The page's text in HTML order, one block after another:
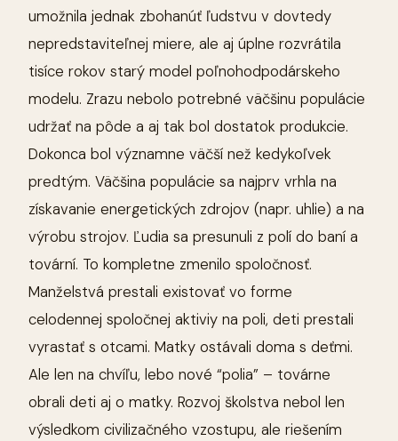
umožnila jednak zbohanúť ľudstvu v dovtedy
nepredstaviteľnej miere, ale aj úplne rozvrátila
tisíce rokov starý model poľnohodpodárskeho
modelu. Zrazu nebolo potrebné väčšinu populácie
udržať na pôde a aj tak bol dostatok produkcie.
Dokonca bol významne väčší než kedykoľvek
predtým. Väčšina populácie sa najprv vrhla na
získavanie energetických zdrojov (napr. uhlie) a na
výrobu strojov. Ľudia sa presunuli z polí do baní a
tovární. To kompletne zmenilo spoločnosť.
Manželstvá prestali existovať vo forme
celodennej spoločnej aktiviy na poli, deti prestali
vyrastať s otcami. Matky ostávali doma s deťmi.
Ale len na chvíľu, lebo nové “polia” – továrne
obrali deti aj o matky. Rozvoj školstva nebol len
výsledkom civilizačného vzostupu, ale riešením